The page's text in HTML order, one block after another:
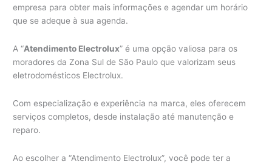
empresa para obter mais informações e agendar um horário
que se adeque à sua agenda.
A “Atendimento Electrolux” é uma opção valiosa para os
moradores da Zona Sul de São Paulo que valorizam seus
eletrodomésticos Electrolux.
Com especialização e experiência na marca, eles oferecem
serviços completos, desde instalação até manutenção e
reparo.
Ao escolher a “Atendimento Electrolux”, você pode ter a